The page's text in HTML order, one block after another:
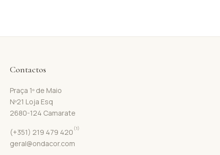
Contactos
Praça 1º de Maio
Nº21 Loja Esq
2680-124 Camarate
(+351) 219 479 420 (1)
geral@ondacor.com